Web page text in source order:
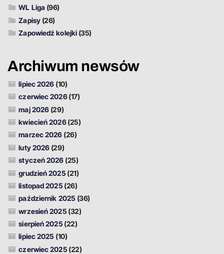
WL Liga (96)
Zapisy(26)
Zapowiedź kolejki (35)
Archiwum newsów
lipiec 2026 (10)
czerwiec 2026(17)
maj 2026 (29)
kwiecień 2026(25)
marzec 2026 (26)
luty 2026 (29)
styczeń 2026 (25)
grudzień 2025 (21)
listopad 2025 (26)
październik 2025 (36)
wrzesień 2025 (32)
sierpień 2025 (22)
lipiec 2025 (10)
czerwiec 2025 (22)